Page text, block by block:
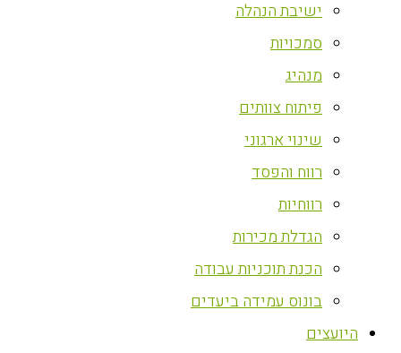
ישיבת הנהלה
סמכויות
מנהיג
פיתוח צוותים
שינוי ארגוני
רווח והפסד
רווחיות
הגדלת מכירות
הכנת תוכניות עבודה
בונוס עמידה ביעדים
היועצים